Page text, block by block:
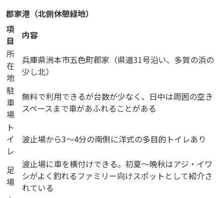
郡家港（北側休憩緑地）
項
目
内容
所
在
地
兵庫県洲本市五色町郡家（県道31号沿い、多賀の浜の
少し北）
駐
車
場
無料で利用できるが台数が少なく、日中は周囲の空き
スペースまで車があふれることがある
ト
イ
レ
波止場から3〜4分の南側に洋式の多目的トイレあり
足
場
波止場に車を横付けできる。初夏〜晩秋はアジ・イワ
シがよく釣れるファミリー向けスポットとして紹介さ
れている